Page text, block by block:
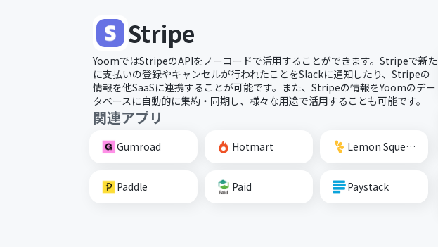
Stripe
YoomではStripeのAPIをノーコードで活用することができます。Stripeで新た
に支払いの登録やキャンセルが行われたことをSlackに通知したり、Stripeの
情報を他SaaSに連携することが可能です。また、Stripeの情報をYoomのデー
タベースに自動的に集約・同期し、様々な用途で活用することも可能です。
関連アプリ
Gumroad Hotmart Lemon Squeezy
Paddle Paid Paystack